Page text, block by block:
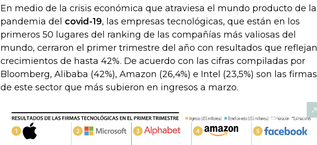
En medio de la crisis económica que atraviesa el mundo producto de la
pandemia del covid-19, las empresas tecnológicas, que están en los
primeros 50 lugares del ranking de las compañías más valiosas del
mundo, cerraron el primer trimestre del año con resultados que reflejan
crecimientos de hasta 42%. De acuerdo con las cifras compiladas por
Bloomberg, Alibaba (42%), Amazon (26,4%) e Intel (23,5%) son las firmas
de este sector que más subieron en ingresos a marzo.